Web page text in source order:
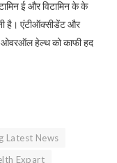
ई और विटामिन के के
है। एंटीऑक्सीडेंट और
ओवरऑल हेल्थ को काफी हद
Latest News
Expart